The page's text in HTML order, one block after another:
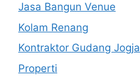
Jasa Bangun Venue
Kolam Renang
Kontraktor Gudang Jogja
Properti